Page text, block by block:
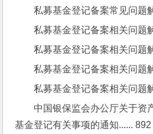
私募基金登记备案常见问题
私募基金登记备案相关问题
私募基金登记备案相关问题
私募基金登记备案相关问题
私募基金登记备案相关问题
中国银保监会办公厅关于资
基金登记有关事项的通知...... 892